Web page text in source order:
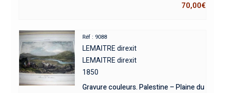
70,00€
Réf : 9088
LEMAITRE direxit
LEMAITRE direxit
1850
Gravure couleurs. Palestine – Plaine du